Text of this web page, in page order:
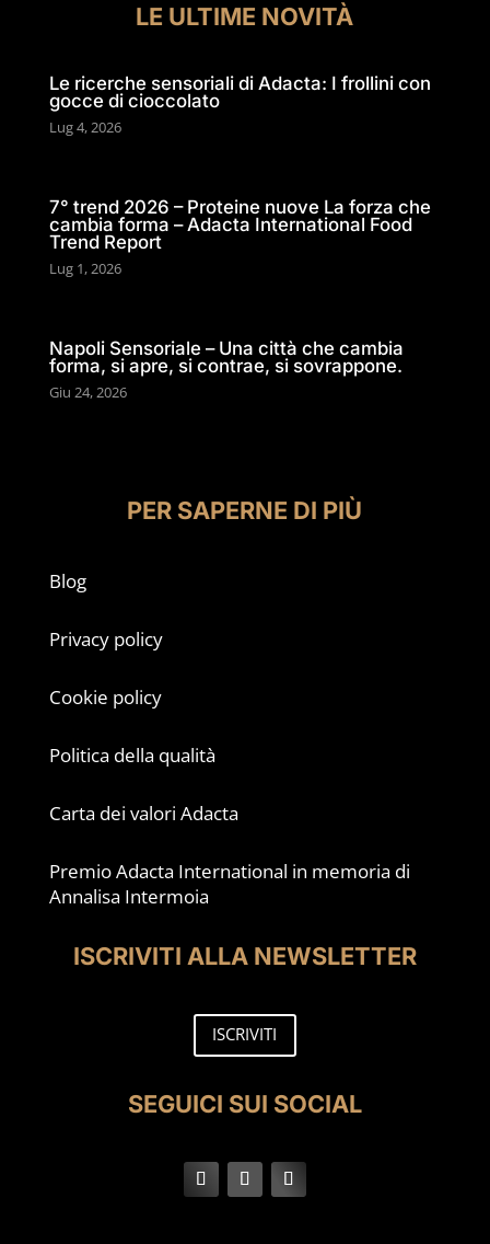
LE ULTIME NOVITÀ
Le ricerche sensoriali di Adacta: I frollini con
gocce di cioccolato
Lug 4, 2026
7° trend 2026 – Proteine nuove La forza che
cambia forma – Adacta International Food
Trend Report
Lug 1, 2026
Napoli Sensoriale – Una città che cambia
forma, si apre, si contrae, si sovrappone.
Giu 24, 2026
PER SAPERNE DI PIÙ
Blog
Privacy policy
Cookie policy
Politica della qualità
Carta dei valori Adacta
Premio Adacta International in memoria di
Annalisa Intermoia
ISCRIVITI ALLA NEWSLETTER
ISCRIVITI
SEGUICI SUI SOCIAL